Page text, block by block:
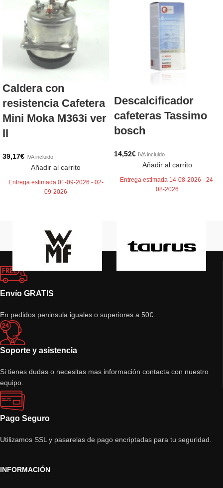
Caldera con
resistencia Cafetera
Mini Moka M363i ver
II
39,17€ IVA incluido
Añadir al carrito
Entrega estimada 01-09-2026 - 02-
09-2026
Descalcificador
cafeteras Tassimo
bosch
14,52€ IVA incluido
Añadir al carrito
Entrega estimada 14-08-2026 - 24-
08-2026
Envío GRATIS
En pedidos peninsula iguales o superiores a 50€.
Soporte y asistencia
Si tienes dudas o necesitas mas información contacta con nuestro
equipo.
Pago Seguro
Utilizamos SSL y pasarelas de pago encriptadas para tu seguridad.
INFORMACIÓN